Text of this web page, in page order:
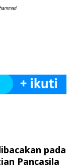
pada
Pancasila